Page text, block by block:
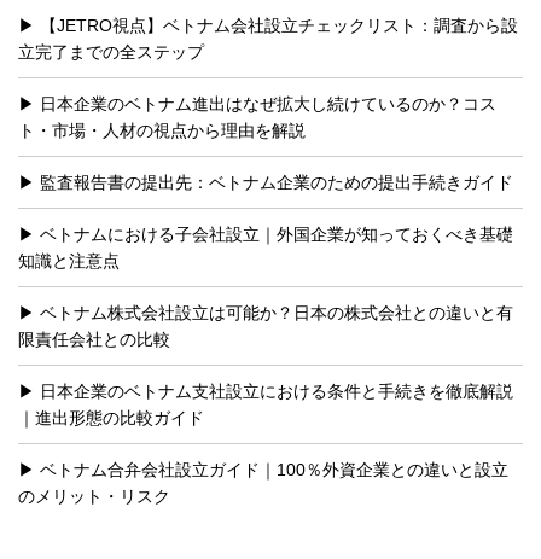
【JETRO視点】ベトナム会社設立チェックリスト：調査から設
立完了までの全ステップ
日本企業のベトナム進出はなぜ拡大し続けているのか？コス
ト・市場・人材の視点から理由を解説
監査報告書の提出先：ベトナム企業のための提出手続きガイド
ベトナムにおける子会社設立｜外国企業が知っておくべき基礎
知識と注意点
ベトナム株式会社設立は可能か？日本の株式会社との違いと有
限責任会社との比較
日本企業のベトナム支社設立における条件と手続きを徹底解説
｜進出形態の比較ガイド
ベトナム合弁会社設立ガイド｜100％外資企業との違いと設立
のメリット・リスク